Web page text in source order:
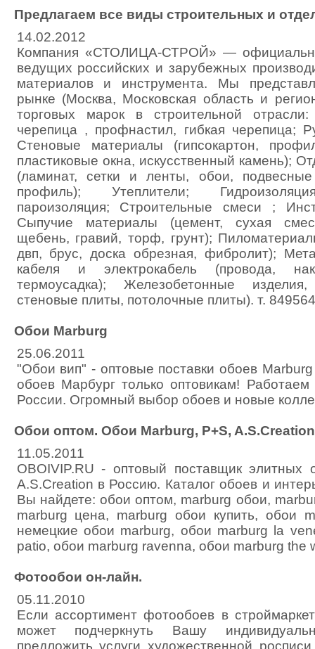
Предлагаем все виды строительных и
14.02.2012
Компания «СТОЛИЦА-СТРОЙ» —
ведущих российских и зарубежных
материалов и инструмента. Мы
рынке (Москва, Московская область и
торговых марок в строительной
черепица , профнастил, гибкая черепица;
Стеновые материалы (гипсокартон,
пластиковые окна, искусственный камень);
(ламинат, сетки и ленты, обои,
профиль); Утеплители;
пароизоляция; Строительные смеси ;
Сыпучие материалы (цемент, сухая
щебень, гравий, торф, грунт);
двп, брус, доска обрезная, фибролит);
кабеля и электрокабель (провода,
термоусадка); Железобетонные
стеновые плиты, потолочные плиты). т.
Обои Marburg
25.06.2011
"Обои вип" - оптовые поставки обоев
обоев Марбург только оптовикам!
России. Огромный выбор обоев и новые
Обои оптом. Обои Marburg, P+S,
11.05.2011
OBOIVIP.RU - оптовый поставщик элитных
A.S.Creation в Россию. Каталог обоев и
Вы найдете: обои оптом, marburg обои,
marburg цена, marburg обои купить, обои
немецкие обои marburg, обои marburg la
patio, обои marburg ravenna, обои marburg the
Фотообои он-лайн.
05.11.2010
Если ассортимент фотообоев в
может подчеркнуть Вашу
предложить услуги художественной